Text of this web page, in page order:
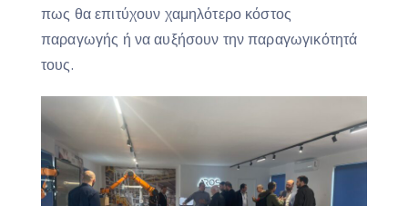
πως θα επιτύχουν χαμηλότερο κόστος
παραγωγής ή να αυξήσουν την παραγωγικότητά
τους.